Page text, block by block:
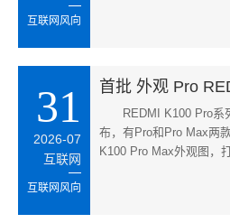
互联网风向
31
2026-07
互联网
互联网风向
首批 外观 Pro
REDMI K100 Pro系
布，有Pro和Pro Max两
K100 Pro Max外观图，